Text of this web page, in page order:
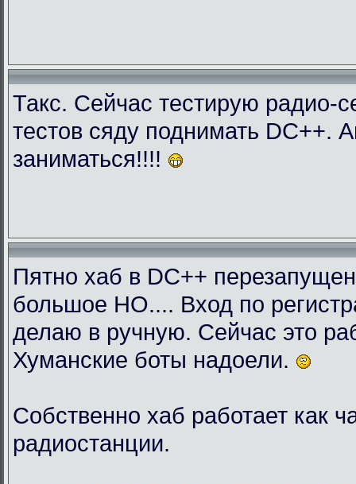
Такс. Сейчас тестирую радио-
тестов сяду поднимать DC++.
заниматься!!!!
Пятно хаб в DC++
большое НО.... Вход по
делаю в ручную. Сейчас это
Хуманские боты надоели.
Собственно хаб работает как
радиостанции.